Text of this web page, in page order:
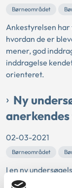
Børneområdet
Ankestyrelsen har
hvordan de er
mener, god
inddragelse
orienteret.
Ny
02-03-2021
Børneområdet
I en ny
unge om,